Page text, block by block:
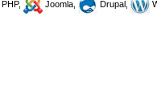
Joomla, Drupal,